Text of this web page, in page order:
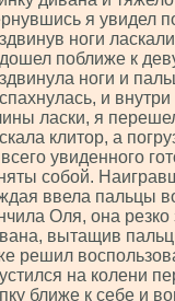
я увидел
ноги
поближе к
ноги и
и
ласки, я
клитор, а
увиденного
собой.
ввела пальцы
Оля, она резко
вытащив
решил
на колени
ближе к себе и